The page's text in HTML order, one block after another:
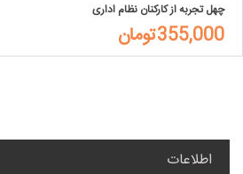
چهل تجربه از کارکنان نظام اداری
355,000تومان
اطلاعات